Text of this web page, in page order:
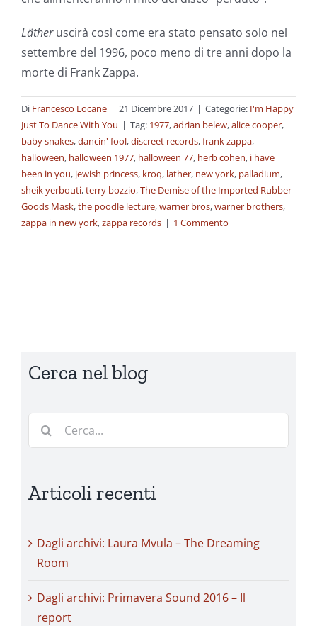
Lätheruscirà così come era stato pensato solo nel
settembre del 1996, poco meno di tre anni dopo la
morte di Frank Zappa.
Di Francesco Locane | 21 Dicembre 2017 | Categorie: I'm Happy
Just To Dance With You | Tag: 1977,adrian belew,alice cooper,
baby snakes,dancin' fool,discreet records,frank zappa,
halloween, halloween 1977, halloween 77, herb cohen, i have
been in you, jewish princess, kroq, lather, new york, palladium,
sheik yerbouti,terry bozzio,The Demise of the Imported Rubber
Goods Mask,the poodle lecture,warner bros,warner brothers,
zappa in new york,zappa records | 1 Commento
Cerca nel blog
Cerca
Articoli recenti
Dagli archivi: Laura Mvula – The Dreaming
Room
Dagli archivi: Primavera Sound 2016 – Il
report